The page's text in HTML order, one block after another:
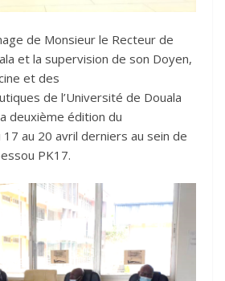
de Monsieur le Recteur de
et la supervision de son Doyen,
et des
de l’Université de Douala
deuxième édition du
au 20 avril derniers au sein de
PK17.